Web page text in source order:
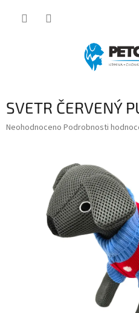
SVETR ČERVENÝ
Průměrné
Neohodnoceno Podrobnosti